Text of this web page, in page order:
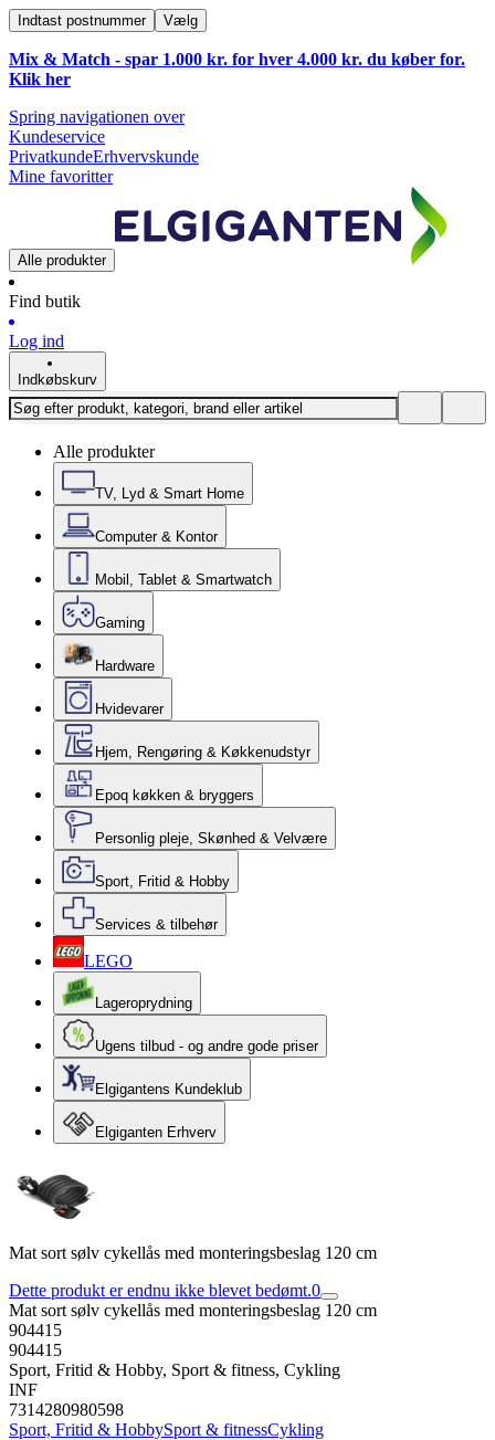
Indtast postnummer Vælg
Mix & Match - spar 1.000 kr. for hver 4.000 kr. du køber for.
Klik her
Spring navigationen over
Kundeservice
PrivatkundeErhvervskunde
Mine favoritter
Alle produkter
Find butik
Log ind
Indkøbskurv
Alle produkter
TV, Lyd & Smart Home
Computer & Kontor
Mobil, Tablet & Smartwatch
Gaming
Hardware
Hvidevarer
Hjem, Rengøring & Køkkenudstyr
Epoq køkken & bryggers
Personlig pleje, Skønhed & Velvære
Sport, Fritid & Hobby
Services & tilbehør
LEGO
Lageroprydning
Ugens tilbud - og andre gode priser
Elgigantens Kundeklub
Elgiganten Erhverv
Mat sort sølv cykellås med monteringsbeslag 120 cm
Dette produkt er endnu ikke blevet bedømt.0
Mat sort sølv cykellås med monteringsbeslag 120 cm
904415
904415
Sport, Fritid & Hobby, Sport & fitness, Cykling
INF
7314280980598
Sport, Fritid & HobbySport & fitnessCykling